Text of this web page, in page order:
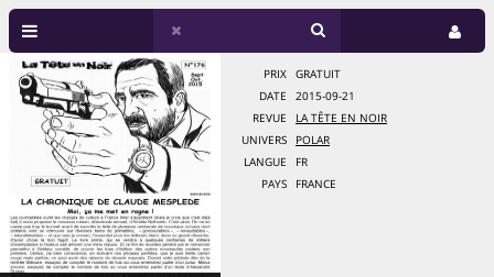
PRIX
GRATUIT
DATE
2015-09-21
REVUE
LA TÊTE EN NOIR
UNIVERS
POLAR
LANGUE
FR
PAYS
FRANCE